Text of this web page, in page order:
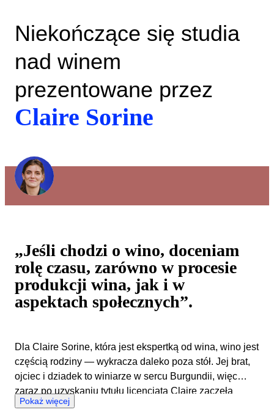
Niekończące się studia
nad winem
prezentowane przez
Claire Sorine
„Jeśli chodzi o wino, doceniam
rolę czasu, zarówno w procesie
produkcji wina, jak i w
aspektach społecznych”.
Dla Claire Sorine, która jest ekspertką od wina, wino jest
częścią rodziny — wykracza daleko poza stół. Jej brat,
ojciec i dziadek to winiarze w sercu Burgundii, więc
zaraz po uzyskaniu tytułu licencjata Claire zaczęła
studiować wino, enologię i uprawę winorośli, aby
Pokaż więcej